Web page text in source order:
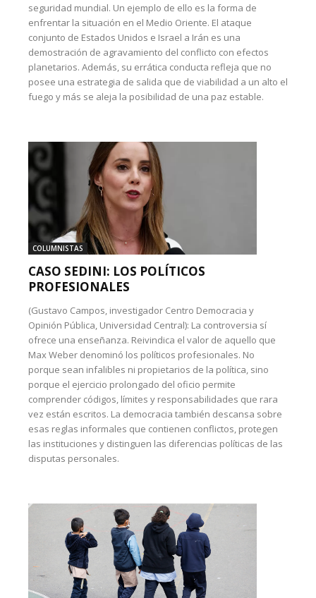
seguridad mundial. Un ejemplo de ello es la forma de
enfrentar la situación en el Medio Oriente. El ataque
conjunto de Estados Unidos e Israel a Irán es una
demostración de agravamiento del conflicto con efectos
planetarios. Además, su errática conducta refleja que no
posee una estrategia de salida que de viabilidad a un alto el
fuego y más se aleja la posibilidad de una paz estable.
COLUMNISTAS
CASO SEDINI: LOS POLÍTICOS
PROFESIONALES
(Gustavo Campos, investigador Centro Democracia y
Opinión Pública, Universidad Central): La controversia sí
ofrece una enseñanza. Reivindica el valor de aquello que
Max Weber denominó los políticos profesionales. No
porque sean infalibles ni propietarios de la política, sino
porque el ejercicio prolongado del oficio permite
comprender códigos, límites y responsabilidades que rara
vez están escritos. La democracia también descansa sobre
esas reglas informales que contienen conflictos, protegen
las instituciones y distinguen las diferencias políticas de las
disputas personales.